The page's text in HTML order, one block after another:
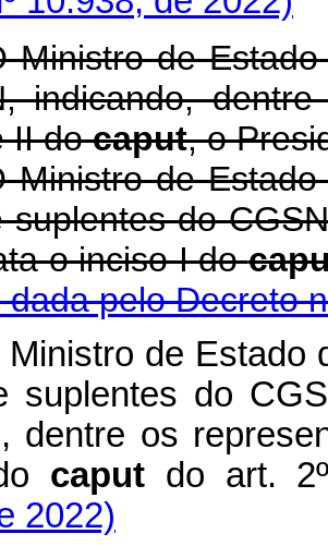
de Estado
indicando,
II docaput, o
de Estado
suplentes do
o inciso I do
pelo Decreto
de Estado
suplentes do
dentre os
caput do art.
2022)